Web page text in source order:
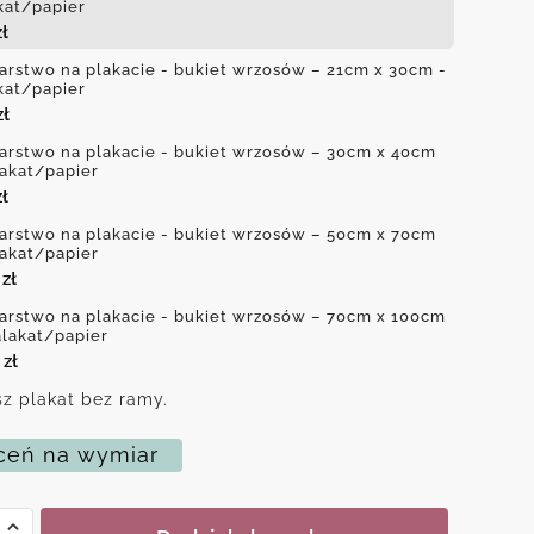
papier
na plakacie - bukiet wrzosów – 21cm x 30cm -
papier
na plakacie - bukiet wrzosów – 30cm x 40cm
papier
na plakacie - bukiet wrzosów – 50cm x 70cm
papier
zł
na plakacie - bukiet wrzosów – 70cm x 100cm
papier
zł
plakat bez ramy.
na wymiar